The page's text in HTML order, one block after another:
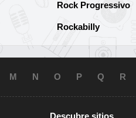
Rock Progressivo
Rockabilly
M N O P Q R
Descubre sitios